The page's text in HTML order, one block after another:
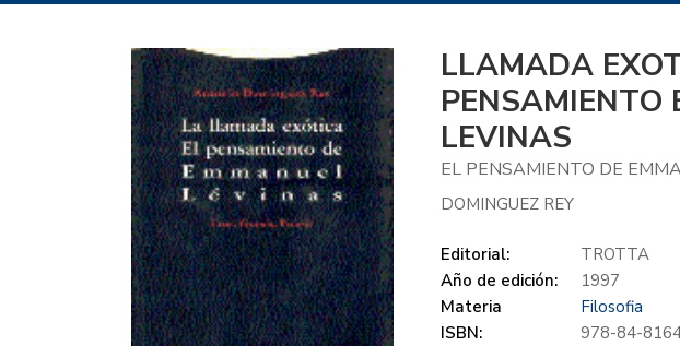
LLAMADA
PENSAMIENTO
LEVINAS
EL PENSAMIENTO DE
DOMINGUEZ REY
Editorial:
TROTTA
Año de edición:
1997
Materia
Filosofia
ISBN:
978-84-